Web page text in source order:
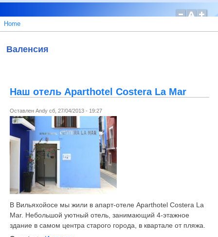
Home
Валенсия
Наш отель Aparthotel Costera La Mar
Оставлен Andy сб, 27/04/2013 - 19:27
В Вильяхойосе мы жили в апарт-отеле Aparthotel Costera La
Mar. Небольшой уютный отель, занимающий 4-этажное
здание в самом центра старого города, в квартале от пляжа.